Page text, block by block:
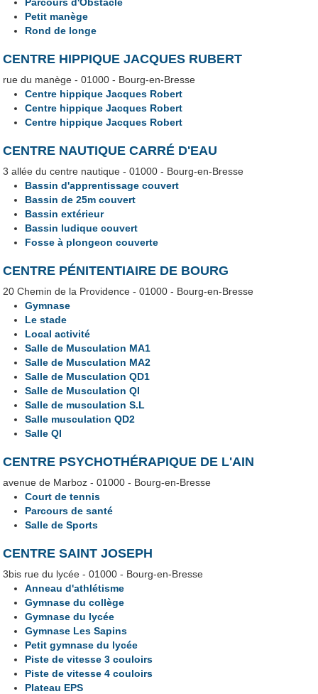
Petit manège
Rond de longe
CENTRE HIPPIQUE JACQUES RUBERT
rue du manège - 01000 - Bourg-en-Bresse
Centre hippique Jacques Robert
Centre hippique Jacques Robert
Centre hippique Jacques Robert
CENTRE NAUTIQUE CARRÉ D'EAU
3 allée du centre nautique - 01000 - Bourg-en-Bresse
Bassin d'apprentissage couvert
Bassin de 25m couvert
Bassin extérieur
Bassin ludique couvert
Fosse à plongeon couverte
CENTRE PÉNITENTIAIRE DE BOURG
20 Chemin de la Providence - 01000 - Bourg-en-Bresse
Gymnase
Le stade
Local activité
Salle de Musculation MA1
Salle de Musculation MA2
Salle de Musculation QD1
Salle de Musculation QI
Salle de musculation S.L
Salle musculation QD2
Salle QI
CENTRE PSYCHOTHÉRAPIQUE DE L'AIN
avenue de Marboz - 01000 - Bourg-en-Bresse
Court de tennis
Parcours de santé
Salle de Sports
CENTRE SAINT JOSEPH
3bis rue du lycée - 01000 - Bourg-en-Bresse
Anneau d'athlétisme
Gymnase du collège
Gymnase du lycée
Gymnase Les Sapins
Petit gymnase du lycée
Piste de vitesse 3 couloirs
Piste de vitesse 4 couloirs
Plateau EPS